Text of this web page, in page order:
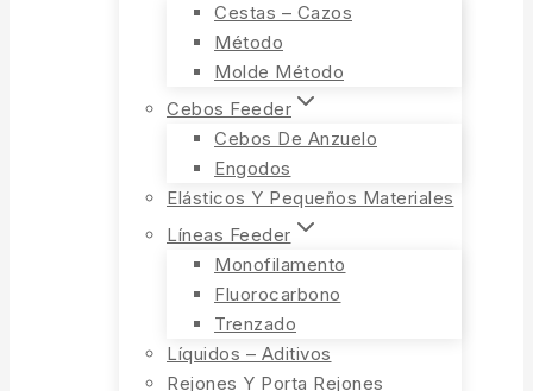
Cestas – Cazos
Método
Molde Método
Cebos Feeder
Cebos De Anzuelo
Engodos
Elásticos Y Pequeños Materiales
Líneas Feeder
Monofilamento
Fluorocarbono
Trenzado
Líquidos – Aditivos
Rejones Y Porta Rejones